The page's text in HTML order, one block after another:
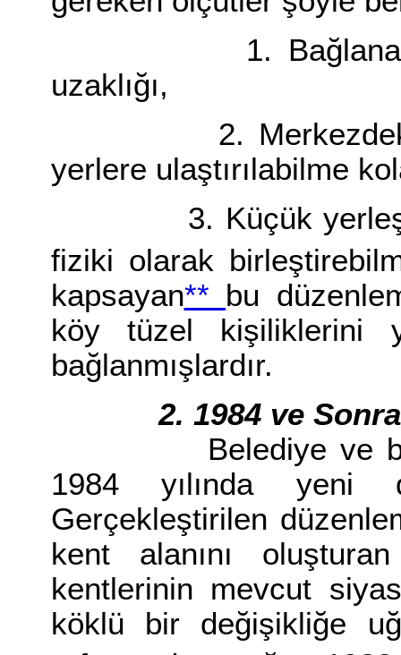
1. Bağlanacak
uzaklığı,
2. Merkezdeki
yerlere ulaştırılabilme
3. Küçük yerleşim
fiziki olarak
kapsayan** bu
köy tüzel kişiliklerini
bağlanmışlardır.
2. 1984 ve
Belediye ve
1984 yılında yeni
Gerçekleştirilen
kent alanını
kentlerinin mevcut
köklü bir değişikliğe